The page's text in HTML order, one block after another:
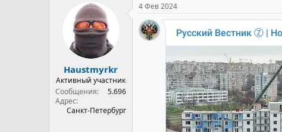
ч
л
Haustmyrkr
Активный участник
Сообщения
5.696
Адрес
Санкт-Петербург
4 Фев 2024